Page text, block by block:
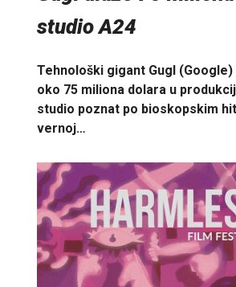
studio A24
Tehnološki gigant Gugl
oko 75 miliona dolara u
studio poznat po bioskopskim
vernoj…